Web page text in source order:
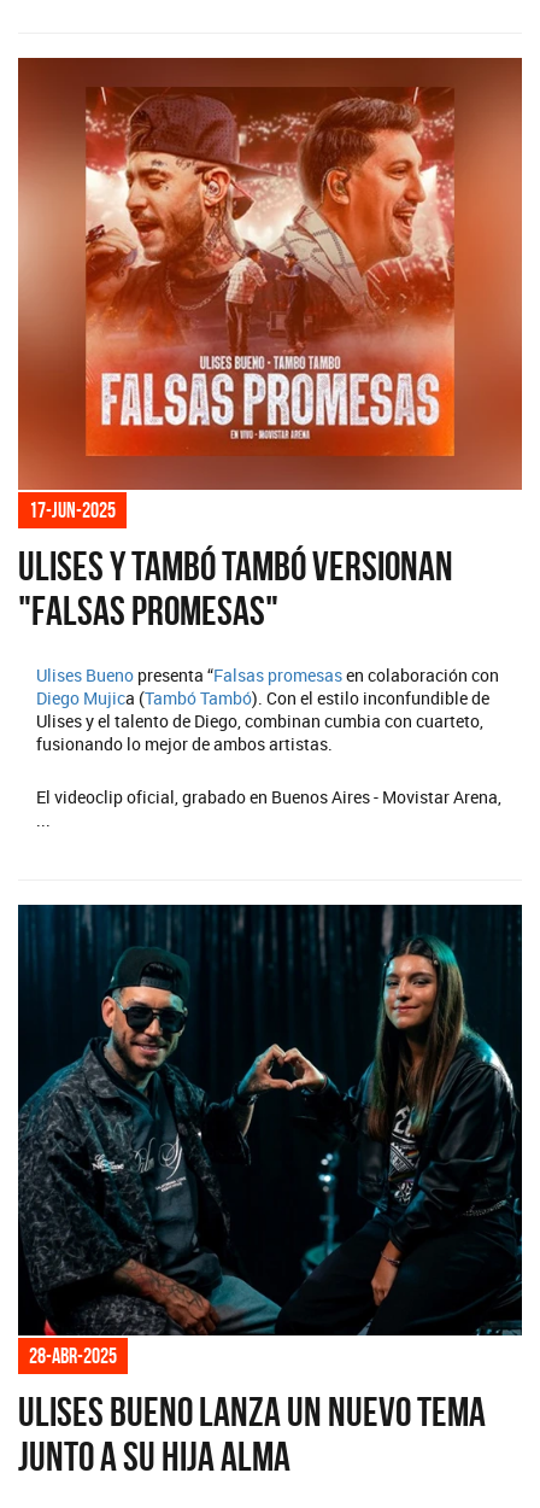
17-jun-2025
Ulises y Tambó Tambó versionan
"Falsas promesas"
Ulises Bueno presenta “Falsas promesasen colaboración con
Diego Mujica (Tambó Tambó). Con el estilo inconfundible de
Ulises y el talento de Diego, combinan cumbia con cuarteto,
fusionando lo mejor de ambos artistas.
El videoclip oficial, grabado en Buenos Aires - Movistar Arena,
28-abr-2025
Ulises Bueno lanza un nuevo tema
junto a su hija Alma